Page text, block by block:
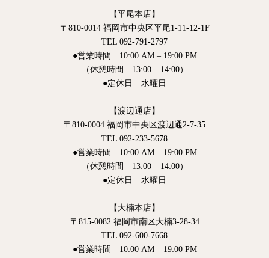
【平尾本店】
〒810-0014 福岡市中央区平尾1-11-12-1F
TEL 092-791-2797
●営業時間 10:00 AM – 19:00 PM
（休憩時間 13:00 – 14:00）
●定休日 水曜日
【渡辺通店】
〒810-0004 福岡市中央区渡辺通2-7-35
TEL 092-233-5678
●営業時間 10:00 AM – 19:00 PM
（休憩時間 13:00 – 14:00）
●定休日 水曜日
【大楠本店】
〒815-0082 福岡市南区大楠3-28-34
TEL 092-600-7668
●営業時間 10:00 AM – 19:00 PM